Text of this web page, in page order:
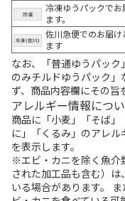
冷凍ゆうパックでお
ます。
佐川急便でのお届け
ます
なお、「普通ゆうパッ
のみチルドゆうパック
ず、商品内容欄にその旨
アレルギー情報につ
商品に「小麦」「そば
に」「くるみ」のアレ
を表示します。
※エビ・カニを除く魚介
された加工品も含む）
いる場合があります。